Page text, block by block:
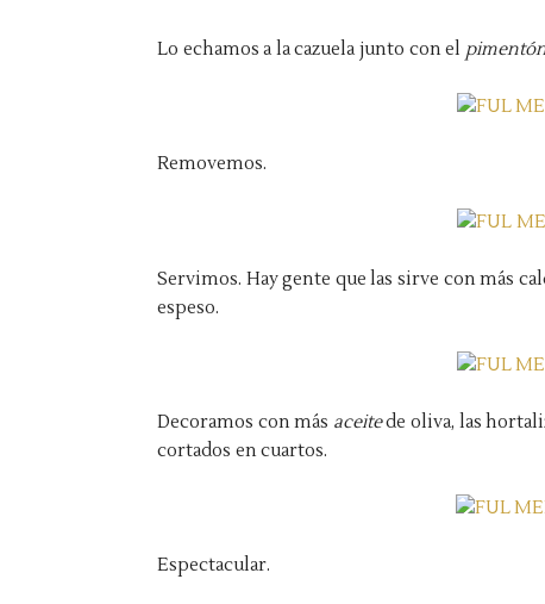
Lo echamos a la cazuela junto con el
Removemos.
Servimos. Hay gente que las sirve con más
espeso.
Decoramos con más aceitede oliva, las
cortados en cuartos.
Espectacular.